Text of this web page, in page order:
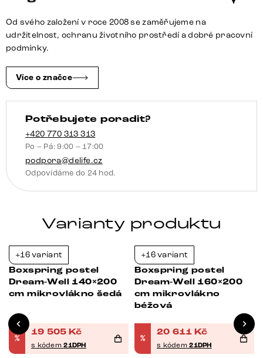
béžová
200x200
Od svého založení v roce 2008 se zaměřujeme na
udržitelnost, ochranu životního prostředí a dobré pracovní
podmínky.
Více o značce
Potřebujete poradit?
+420 770 313 313
Po – Pá: 9:00 – 17:00
podpora@delife.cz
Odpovídáme do 24 hod.
Varianty produktu
+16 variant
Boxspring postel
Dream-Well 140×200
cm mikrovlákno šedá
%
19 505 Kč
s kódem21DPH
+16 variant
Boxspring postel
Dream-Well 160×200
cm mikrovlákno
béžová
%
20 611 Kč
s kódem21DPH